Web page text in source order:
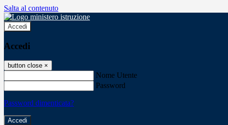
Salta al contenuto
Accedi
Accedi
button close ×
Nome Utente
Password
Password dimenticata?